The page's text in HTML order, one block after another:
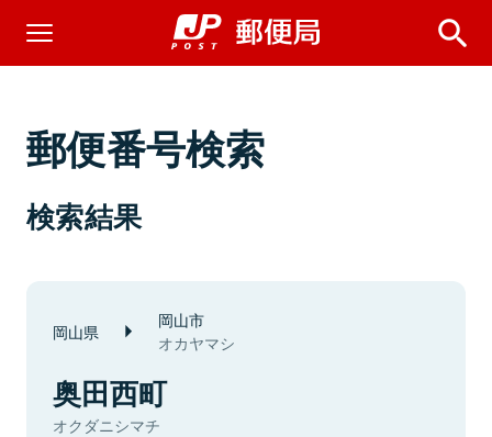
郵便番号検索
検索結果
岡山県 岡山市
オカヤマシ
奥田西町
オクダニシマチ